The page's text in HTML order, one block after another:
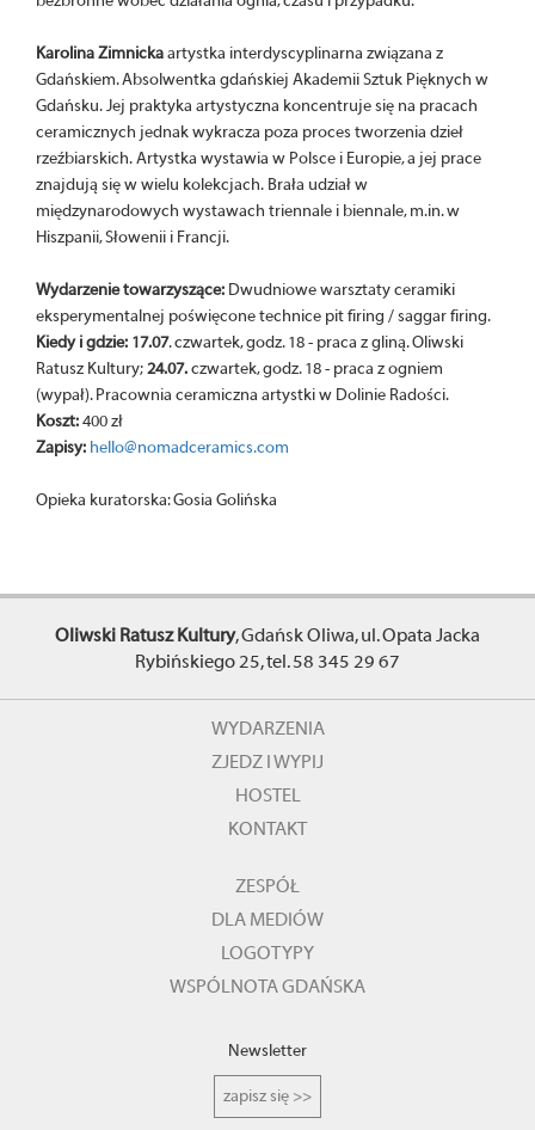
Karolina Zimnickaartystka interdyscyplinarna związana z
Gdańskiem. Absolwentka gdańskiej Akademii Sztuk Pięknych w
Gdańsku. Jej praktyka artystyczna koncentruje się na pracach
ceramicznych jednak wykracza poza proces tworzenia dzieł
rzeźbiarskich. Artystka wystawia w Polsce i Europie, a jej prace
znajdują się w wielu kolekcjach. Brała udział w
międzynarodowych wystawach triennale i biennale, m.in. w
Hiszpanii, Słowenii i Francji.
Wydarzenie towarzyszące: Dwudniowe warsztaty ceramiki
eksperymentalnej poświęcone technice pit firing / saggar firing.
Kiedy i gdzie: 17.07. czwartek, godz. 18 - praca z gliną. Oliwski
Ratusz Kultury;24.07.czwartek, godz. 18 - praca z ogniem
(wypał). Pracownia ceramiczna artystki w Dolinie Radości.
Koszt:400 zł
Zapisy: hello@nomadceramics.com
Opieka kuratorska: Gosia Golińska
Oliwski Ratusz Kultury, Gdańsk Oliwa, ul. Opata Jacka
Rybińskiego 25, tel. 58 345 29 67
WYDARZENIA
ZJEDZ I WYPIJ
HOSTEL
KONTAKT
ZESPÓŁ
DLA MEDIÓW
LOGOTYPY
WSPÓLNOTA GDAŃSKA
Newsletter
zapisz się >>